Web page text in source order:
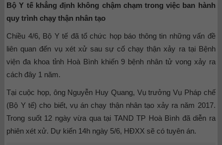
Bộ Y tế khẳng định không chậm chạm trong việc ban hành
quy trình chạy thận nhân tạo
Chiều 4/6, Bộ Y tế đã tổ chức họp báo thông tin những vấn đề
liên quan đến vụ xét xử sau sự cố chạy thận xảy ra tại Bệnh
viện đa khoa tỉnh Hoà Bình khiến 9 bệnh nhân tử vong xảy ra
cách đây 1 năm.
Tại cuộc họp, ông Nguyễn Huy Quang, Vụ trưởng Vụ Pháp chế
(Bộ Y tế) cho biết, vụ án chạy thận nhân tạo xảy ra năm 2017.
Trong suốt 12 ngày vừa qua tại TAND TP Hoà Bình đã diễn ra
phiên xét xử. Dự kiến 14h ngày 5/6, HĐXX sẽ có tuyên án.